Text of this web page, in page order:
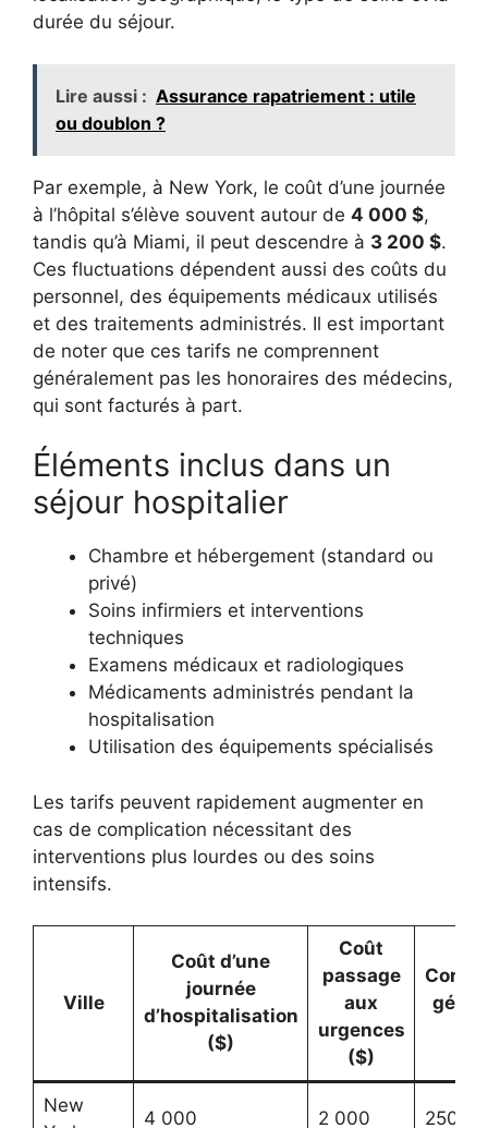
durée du séjour.
Lire aussi : Assurance rapatriement : utile
ou doublon ?
Par exemple, à New York, le coût d’une journée
à l’hôpital s’élève souvent autour de 4 000 $,
tandis qu’à Miami, il peut descendre à 3 200 $.
Ces fluctuations dépendent aussi des coûts du
personnel, des équipements médicaux utilisés
et des traitements administrés. Il est important
de noter que ces tarifs ne comprennent
généralement pas les honoraires des médecins,
qui sont facturés à part.
Éléments inclus dans un
séjour hospitalier
Chambre et hébergement (standard ou
privé)
Soins infirmiers et interventions
techniques
Examens médicaux et radiologiques
Médicaments administrés pendant la
hospitalisation
Utilisation des équipements spécialisés
Les tarifs peuvent rapidement augmenter en
cas de complication nécessitant des
interventions plus lourdes ou des soins
intensifs.
Ville
Coût d’une
journée
d’hospitalisation
($)
Coût
passage
aux
urgences
($)
New
4 000 2 000 250